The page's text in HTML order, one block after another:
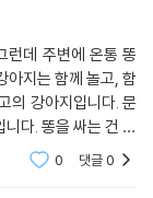
야기합니다.
랍니다. 강아지를
예요.”
런데 주변에 온통 똥
아지는 함께 놀고, 함
의 강아지입니다. 문
다. 똥을 싸는 건 자
는 데는 그만한 이유
0 댓글0